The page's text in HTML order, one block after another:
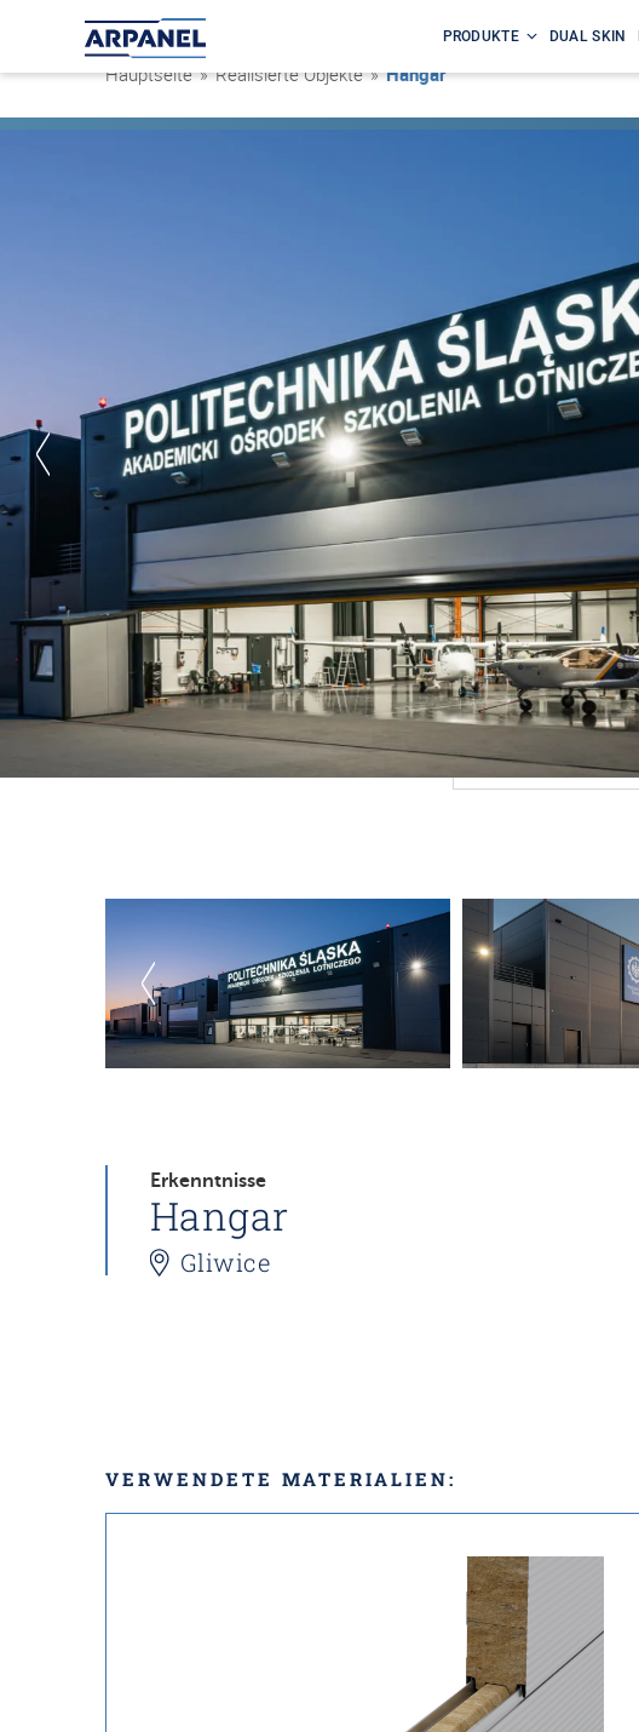
PRODUKTE DUAL SKIN
Hauptseite » Realisierte Objekte »Hangar
Erkenntnisse
Hangar
Gliwice
VERWENDETE MATERIALIEN: